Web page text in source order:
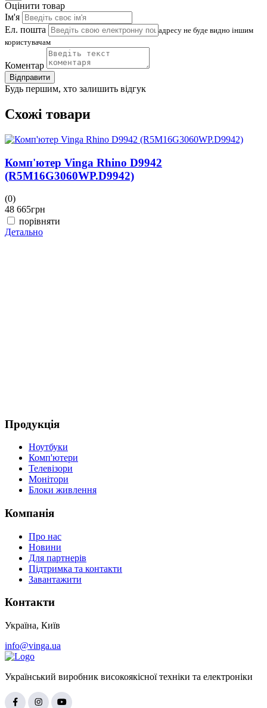
Оцінити товар
Ім'я
Ел. пошта
адресу не буде видно іншим
користувачам
Коментар
Відправити
Будь першим, хто залишить відгук
Схожі товари
Комп'ютер Vinga Rhino D9942
(R5M16G3060WP.D9942)
(0)
48 665грн
порівняти
Детально
Продукція
Ноутбуки
Комп'ютери
Телевізори
Монітори
Блоки живлення
Компанія
Про нас
Новини
Для партнерів
Підтримка та контакти
Завантажити
Контакти
Україна, Київ
info@vinga.ua
Український виробник високоякісної техніки та електроніки